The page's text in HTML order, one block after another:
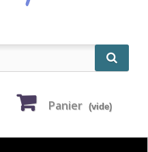
Panier (vide)